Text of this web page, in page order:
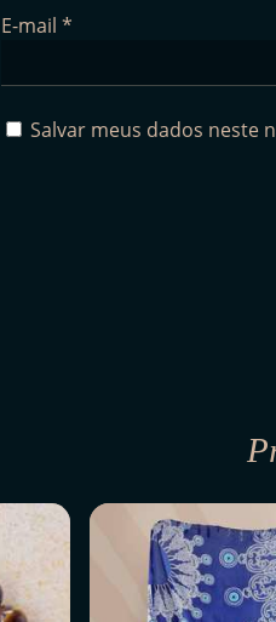
E-mail *
Salvar meus dados neste